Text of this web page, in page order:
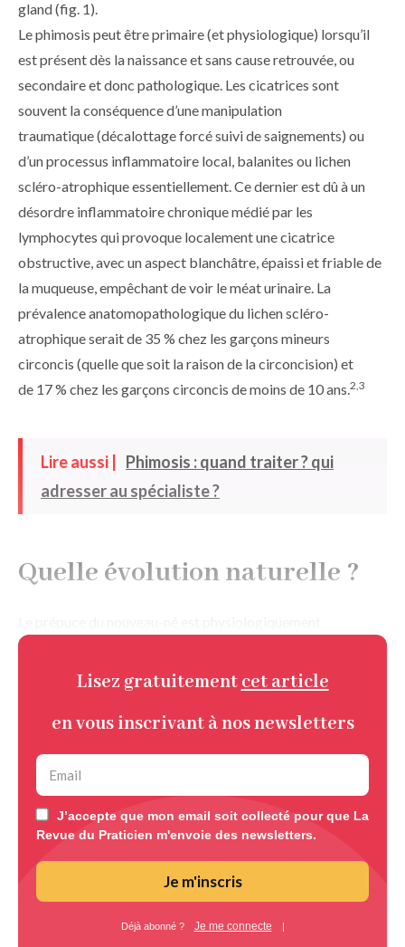
gland (fig. 1).
Le phimosis peut être primaire (et physiologique) lorsqu’il
est présent dès la naissance et sans cause retrouvée, ou
secondaire et donc pathologique. Les cicatrices sont
souvent la conséquence d’une manipulation
traumatique (décalottage forcé suivi de saignements) ou
d’un processus inflammatoire local, balanites ou lichen
scléro-atrophique essentiellement. Ce dernier est dû à un
désordre inflammatoire chronique médié par les
lymphocytes qui provoque localement une cicatrice
obstructive, avec un aspect blanchâtre, épaissi et friable de
la muqueuse, empêchant de voir le méat urinaire. La
prévalence anatomopathologique du lichen scléro-
atrophique serait de 35 % chez les garçons mineurs
circoncis (quelle que soit la raison de la circoncision) et
de 17 % chez les garçons circoncis de moins de 10 ans.2,3
Lire aussi |
Phimosis : quand traiter ? qui
adresser au spécialiste ?
Quelle évolution naturelle ?
Lisez gratuitement cet article
en vous inscrivant à nos newsletters
J’accepte que mon email soit collecté pour que La
Revue du Praticien m'envoie des newsletters.
Je m'inscris
Déjà abonné ? Je me connecte |